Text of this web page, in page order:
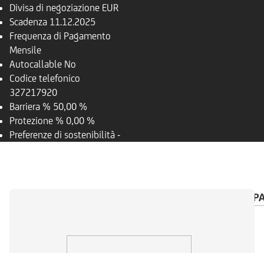
Divisa di negoziazione EUR
Scadenza 11.12.2025
Frequenza di Pagamento
Mensile
Autocallable No
Codice telefonico
327217920
Barriera % 50,00 %
Protezione % 0,00 %
Preferenze di sostenibilità -
CALENDARIO